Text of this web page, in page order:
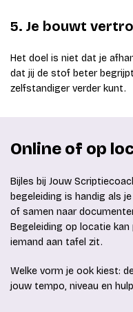
5. Je bouwt
Het doel is niet dat je
dat jij de stof beter
zelfstandiger verder kunt.
Online of op
Bijles bij Jouw
begeleiding is handig als
of samen naar
Begeleiding op locatie
iemand aan tafel zit.
Welke vorm je ook kiest:
jouw tempo, niveau en